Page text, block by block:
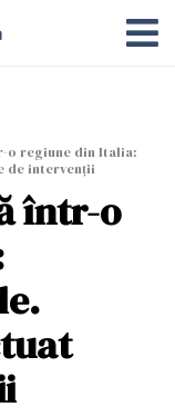
o regiune din Italia:
de intervenții
într-o